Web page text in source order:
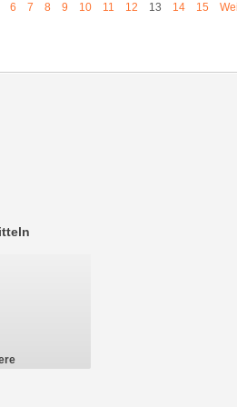
6 7 8 9 10 11 12 13 14 15